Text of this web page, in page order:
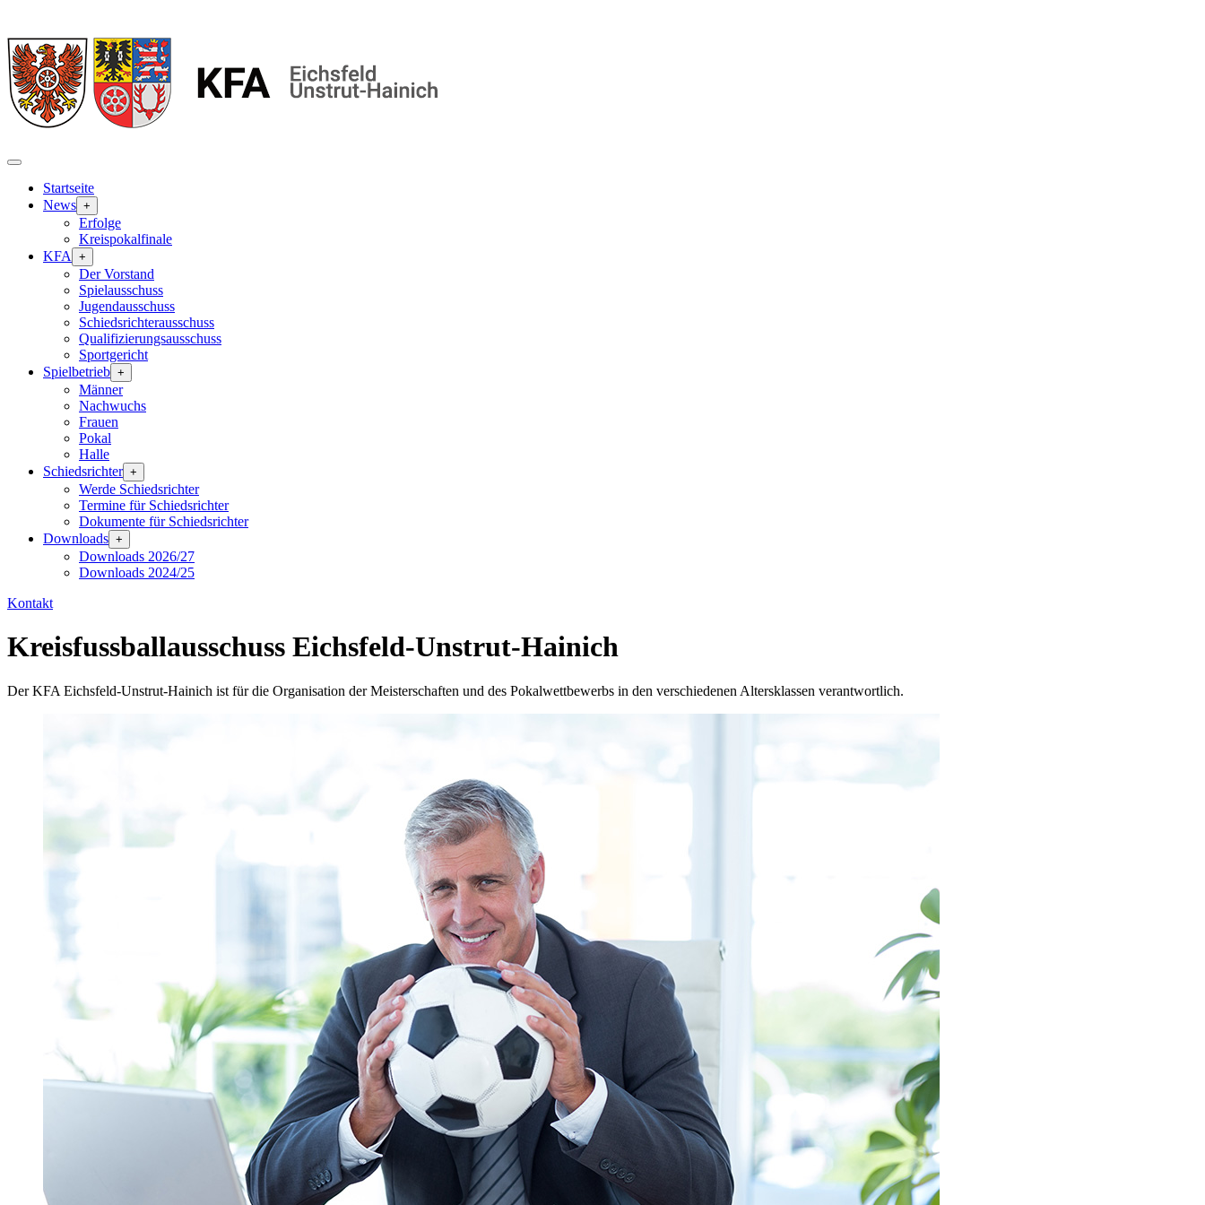
Startseite
News +
Erfolge
Kreispokalfinale
KFA
+
Der Vorstand
Spielausschuss
Jugendausschuss
Schiedsrichterausschuss
Qualifizierungsausschuss
Sportgericht
Spielbetrieb +
Männer
Nachwuchs
Frauen
Pokal
Halle
Schiedsrichter +
Werde Schiedsrichter
Termine für Schiedsrichter
Dokumente für Schiedsrichter
Downloads +
Downloads 2026/27
Downloads 2024/25
Kontakt
Kreisfussballausschuss Eichsfeld-Unstrut-Hainich
Der KFA Eichsfeld-Unstrut-Hainich ist für die Organisation der Meisterschaften und des Pokalwettbewerbs in den verschiedenen Altersklassen verantwortlich.